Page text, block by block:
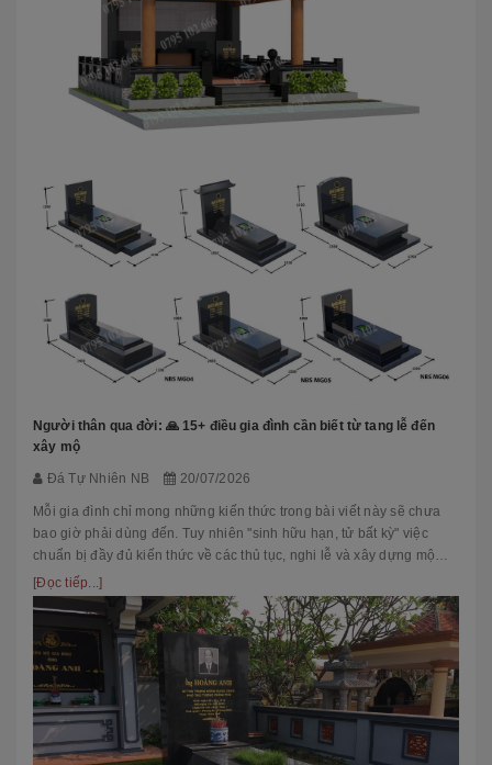
Người thân qua đời: 🙏 15+ điều gia đình cần biết từ tang lễ đến
xây mộ
Đá Tự Nhiên NB 20/07/2026
Mỗi gia đình chỉ mong những kiến thức trong bài viết này sẽ chưa
bao giờ phải dùng đến. Tuy nhiên "sinh hữu hạn, tử bất kỳ" việc
chuẩn bị đầy đủ kiến thức về các thủ tục, nghi lễ và xây dựng mộ
phầ...
[Đọc tiếp...]